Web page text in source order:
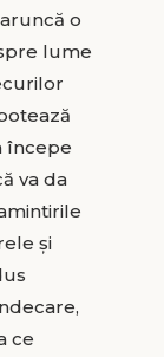
o
lume
începe
va da
și
ce